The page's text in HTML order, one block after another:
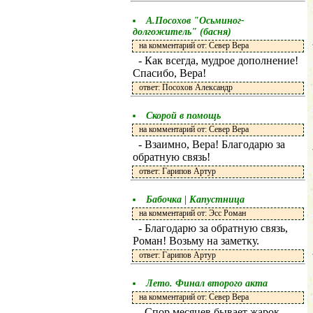
А.Посохов "Осьминог-
долгожитель" (басня)
на комментарий от: Север Вера
- Как всегда, мудрое дополнение!
Спасибо, Вера!
ответ: Посохов Александр
Скорой в помощь
на комментарий от: Север Вера
- Взаимно, Вера! Благодарю за
обратную связь!
ответ: Гарипов Артур
Бабочка | Капустница
на комментарий от: Эсс Роман
- Благодарю за обратную связь,
Роман! Возьму на заметку.
ответ: Гарипов Артур
Лето. Финал второго акта
на комментарий от: Север Вера